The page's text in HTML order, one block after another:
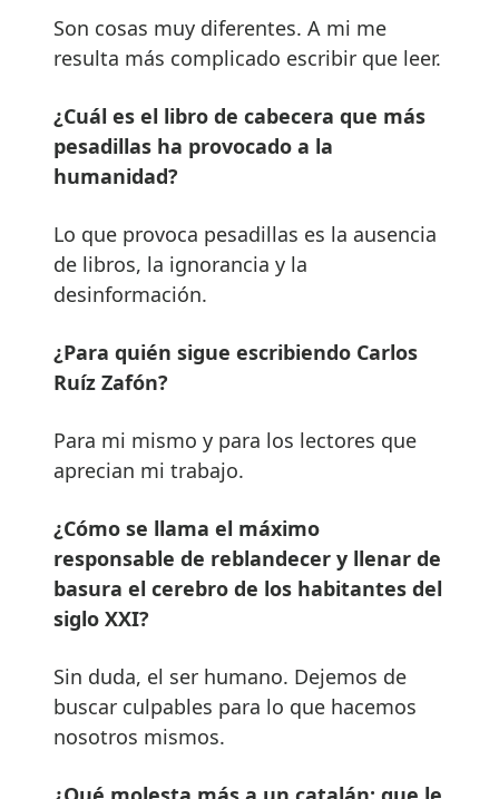
Son cosas muy diferentes. A mi me
resulta más complicado escribir que leer.
¿Cuál es el libro de cabecera que más
pesadillas ha provocado a la
humanidad?
Lo que provoca pesadillas es la ausencia
de libros, la ignorancia y la
desinformación.
¿Para quién sigue escribiendo Carlos
Ruíz Zafón?
Para mi mismo y para los lectores que
aprecian mi trabajo.
¿Cómo se llama el máximo
responsable de reblandecer y llenar de
basura el cerebro de los habitantes del
siglo XXI?
Sin duda, el ser humano. Dejemos de
buscar culpables para lo que hacemos
nosotros mismos.